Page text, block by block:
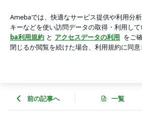
展示販売中！(^^)/ | nrf-tifariaのブログ
アプリをダウンロードして ブログの更新通知
ょう。
前の記事へ 一覧